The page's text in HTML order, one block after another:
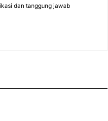
dan tanggung jawab